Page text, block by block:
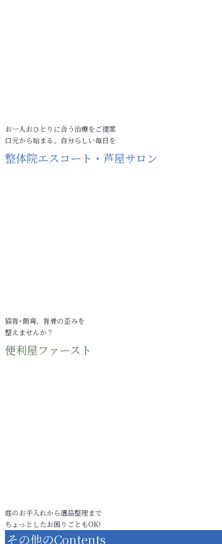
お一人おひとりに合う治療をご提案
口元から始まる、自分らしい毎日を
整体院エスコート・芦屋サロン
猫背･側弯、背骨の歪みを
整えませんか？
便利屋ファースト
庭のお手入れから遺品整理まで
ちょっとしたお困りごともOK!
その他のContents